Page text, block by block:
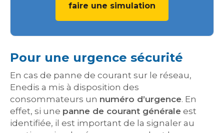
faire une simulation
Pour une urgence sécurité
En cas de panne de courant sur le réseau,
Enedis a mis à disposition des
consommateurs un numéro d’urgence. En
effet, si une panne de courant générale est
identifiée, il est important de la signaler au